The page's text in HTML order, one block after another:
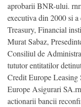
aprobarii BNR-ului.
executiva din 2000 si
Treasury, Financial
Murat Sabaz,
Consiliul de
tututor entitatilor
Credit Europe
Europe Asigurari
actionarii bancii